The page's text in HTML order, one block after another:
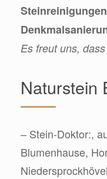
Es freut uns,
Naturstein
– Stein-Doktor:,
Blumenhause,